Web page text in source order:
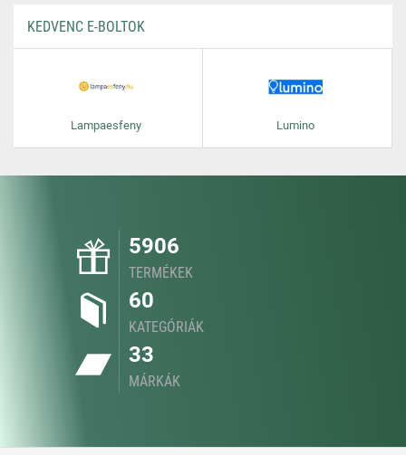
KEDVENC E-BOLTOK
Lampaesfeny Lumino
5906
TERMÉKEK
60
KATEGÓRIÁK
33
MÁRKÁK